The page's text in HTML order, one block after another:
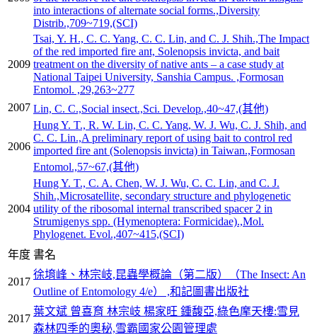
into interactions of alternate social forms.,Diversity
Distrib.,709~719,(SCI)
2009
Tsai, Y. H., C. C. Yang, C. C. Lin, and C. J. Shih.,The Impact
of the red imported fire ant, Solenopsis invicta, and bait
treatment on the diversity of native ants – a case study at
National Taipei University, Sanshia Campus. ,Formosan
Entomol. ,29,263~277
2007 Lin, C. C.,Social insect.,Sci. Develop.,40~47,(其他)
2006
Hung Y. T., R. W. Lin, C. C. Yang, W. J. Wu, C. J. Shih, and
C. C. Lin.,A preliminary report of using bait to control red
imported fire ant (Solenopsis invicta) in Taiwan.,Formosan
Entomol.,57~67,(其他)
2004
Hung Y. T., C. A. Chen, W. J. Wu, C. C. Lin, and C. J.
Shih.,Microsatellite, secondary structure and phylogenetic
utility of the ribosomal internal transcribed spacer 2 in
Strumigenys spp. (Hymenoptera: Formicidae).,Mol.
Phylogenet. Evol.,407~415,(SCI)
年度 書名
2017
徐堉峰、林宗岐,昆蟲學概論（第二版）（The Insect: An
Outline of Entomology 4/e） ,和記圖書出版社
2017
葉文斌 曾喜育 林宗岐 楊家旺 鍾馥亞,綠色摩天樓:雪見
森林四季的奧秘,雪霸國家公園管理處